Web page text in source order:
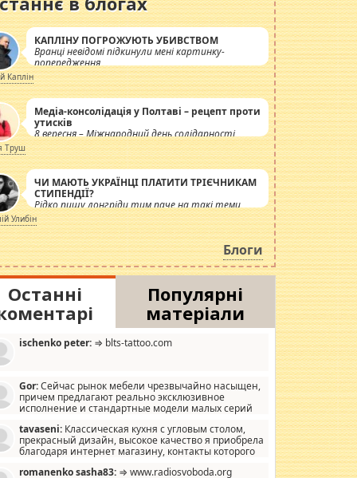
КАПЛІНУ ПОГРОЖУЮТЬ УБИВСТВОМ
Вранці невідомі підкинули мені картинку-
попередження
Каплін
Медіа-консолідація у Полтаві – рецепт проти
утисків
8 вересня – Міжнародний день солідарності
журналістів.
Труш
ЧИ МАЮТЬ УКРАЇНЦІ ПЛАТИТИ ТРІЄЧНИКАМ
СТИПЕНДІЇ?
Рідко пишу лонгріди тим паче на такі теми,
але вже просто дістало! Обурюють сьогоднішні
інсенуації навколо стипендіального питання.
Штучно роздувається ще одна соціальна
катастрофа.
Улибін
Блоги
Останні
Популярні
матеріали
ischenko peter: ⇒ blts-tattoo.com
Gor:Сейчас рынок мебели чрезвычайно насыщен,
причем предлагают реально эксклюзивное
исполнение и стандартные модели малых серий
мало походит на стандартные формы, в MebelOk,
и что главное - со вкусом все в порядке,
ненужных наворотов удорожающих мебель, а это не
tavaseni: Классическая кухня с угловым столом,
прекрасный дизайн, высокое качество я приобрела
благодаря интернет магазину, контакты которого
romanenko sasha83: ⇒ www.radiosvoboda.org